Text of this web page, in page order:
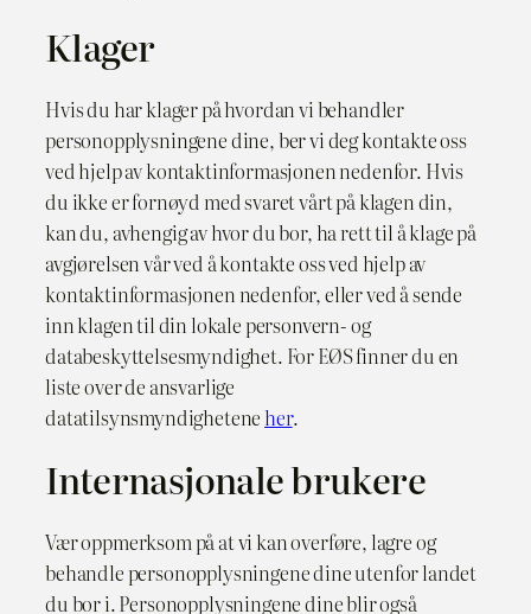
Klager
Hvis du har klager på hvordan vi behandler
personopplysningene dine, ber vi deg kontakte oss
ved hjelp av kontaktinformasjonen nedenfor. Hvis
du ikke er fornøyd med svaret vårt på klagen din,
kan du, avhengig av hvor du bor, ha rett til å klage på
avgjørelsen vår ved å kontakte oss ved hjelp av
kontaktinformasjonen nedenfor, eller ved å sende
inn klagen til din lokale personvern- og
databeskyttelsesmyndighet. For EØS finner du en
liste over de ansvarlige
datatilsynsmyndigheteneher.
Internasjonale brukere
Vær oppmerksom på at vi kan overføre, lagre og
behandle personopplysningene dine utenfor landet
du bor i. Personopplysningene dine blir også